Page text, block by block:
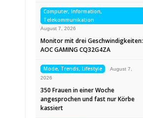
Computer, Information,
Telekommunikation
August 7, 2026
Monitor mit drei Geschwindigkeiten:
AOC GAMING CQ32G4ZA
Mode, Trends, Lifestyle
August 7,
2026
350 Frauen in einer Woche
angesprochen und fast nur Körbe
kassiert